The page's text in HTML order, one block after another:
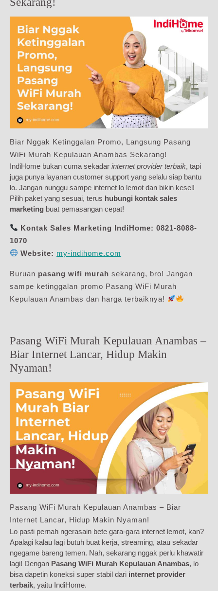
Biar Nggak Ketinggalan Promo, Langsung Pasang
WiFi Murah Kepulauan Anambas Sekarang!
IndiHome bukan cuma sekadar internet provider terbaik, tapi
juga punya layanan customer support yang selalu siap bantu
lo. Jangan nunggu sampe internet lo lemot dan bikin kesel!
Pilih paket yang sesuai, terus hubungi kontak sales
marketing buat pemasangan cepat!
Kontak Sales Marketing IndiHome: 0821-8088-
1070
Website: my-indihome.com
Buruan pasang wifi murah sekarang, bro! Jangan
sampe ketinggalan promo Pasang WiFi Murah
Kepulauan Anambas dan harga terbaiknya!
Pasang WiFi Murah Kepulauan Anambas –
Biar Internet Lancar, Hidup Makin
Nyaman!
Pasang WiFi Murah Kepulauan Anambas – Biar
Internet Lancar, Hidup Makin Nyaman!
Lo pasti pernah ngerasain bete gara-gara internet lemot, kan?
Apalagi kalau lagi butuh buat kerja, streaming, atau sekadar
ngegame bareng temen. Nah, sekarang nggak perlu khawatir
lagi! Dengan Pasang WiFi Murah Kepulauan Anambas, lo
bisa dapetin koneksi super stabil dari internet provider
terbaik, yaitu IndiHome.